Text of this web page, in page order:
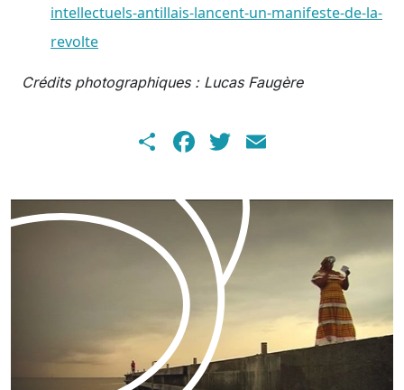
intellectuels-antillais-lancent-un-manifeste-de-la-
revolte
Crédits photographiques : Lucas Faugère
ShareFacebook
Twitter